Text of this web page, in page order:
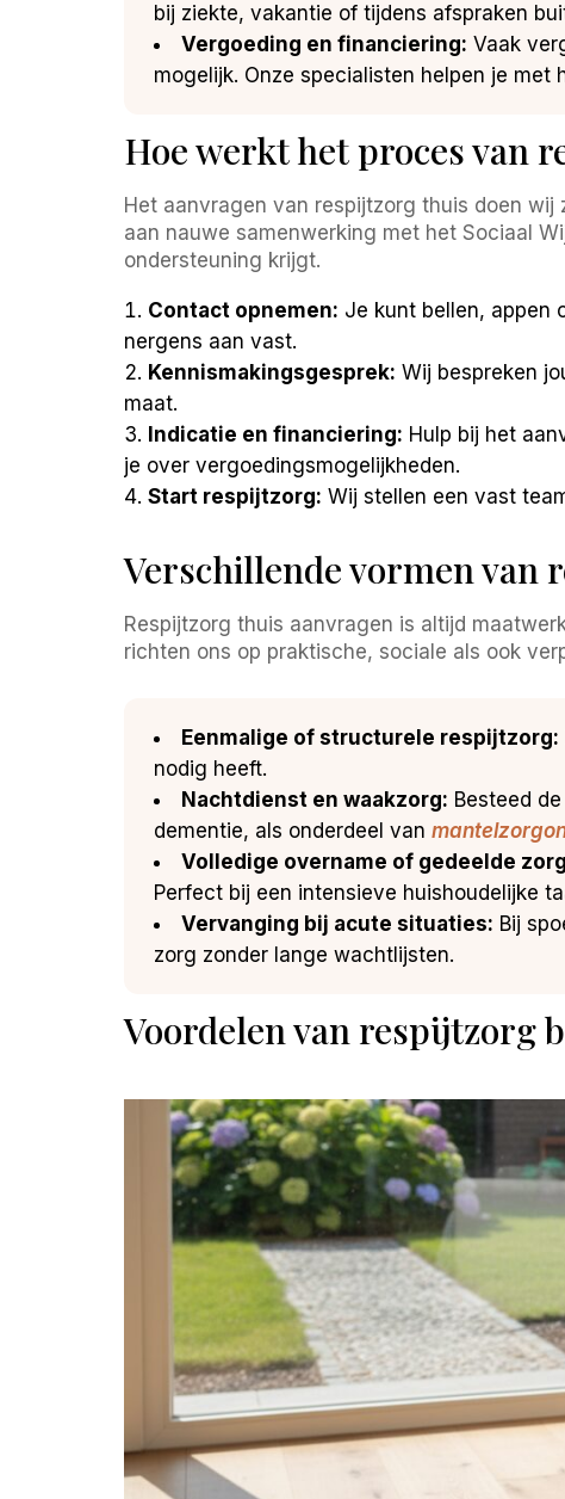
bij ziekte, vakantie of tijdens afspraken
Vergoeding en financiering: Vaak
mogelijk. Onze specialisten helpen je
Hoe werkt het proces van
Het aanvragen van respijtzorg thuis doen
aan nauwe samenwerking met het Sociaal
ondersteuning krijgt.
Contact opnemen: Je kunt bellen, appen
nergens aan vast.
Kennismakingsgesprek: Wij bespreken
maat.
Indicatie en financiering: Hulp bij het
je over vergoedingsmogelijkheden.
Start respijtzorg: Wij stellen een vast
Verschillende vormen van
Respijtzorg thuis aanvragen is altijd
richten ons op praktische, sociale als ook
Eenmalige of structurele respijtzorg:
nodig heeft.
Nachtdienst en waakzorg: Besteed
dementie, als onderdeel van
Volledige overname of gedeelde
Perfect bij een intensieve huishoudelijke
Vervanging bij acute situaties: Bij
zorg zonder lange wachtlijsten.
Voordelen van respijtzorg